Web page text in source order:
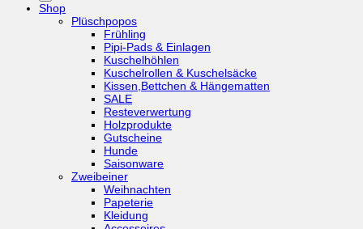
Shop
Plüschpopos
Frühling
Pipi-Pads & Einlagen
Kuschelhöhlen
Kuschelrollen & Kuschelsäcke
Kissen,Bettchen & Hängematten
SALE
Resteverwertung
Holzprodukte
Gutscheine
Hunde
Saisonware
Zweibeiner
Weihnachten
Papeterie
Kleidung